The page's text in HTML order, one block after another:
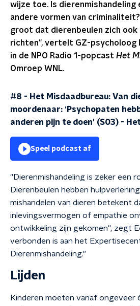
wijze toe. Is dierenmishandeling
andere vormen van criminaliteit?
groot dat dierenbeulen zich ook
richten'', vertelt GZ-psycholoog
in de NPO Radio 1-popcast Het
Omroep WNL.
#8 - Het Misdaadbureau: Van
moordenaar: ‘Psychopaten
anderen pijn te doen’ (S03) -
Speel podcast af
''Dierenmishandeling is zeker een
Dierenbeulen hebben
mishandelen van dieren betekent
inlevingsvermogen of empathie
ontwikkeling zijn gekomen'', zegt
verbonden is aan het
Dierenmishandeling."
Lijden
Kinderen moeten vanaf ongeveer